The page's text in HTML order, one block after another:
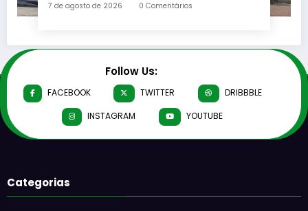
7 de agosto de 2026 0 Comentários
Follow Us:
FACEBOOK TWITTER
DRIBBBLE
INSTAGRAM
YOUTUBE
Categorias